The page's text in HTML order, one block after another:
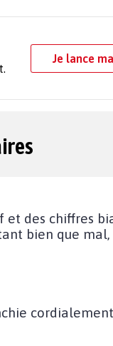
Je lance
des chiffres
bien que